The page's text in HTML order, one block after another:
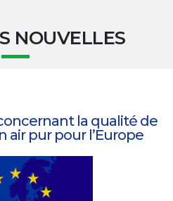
NOUVELLES
la qualité de
air pur pour l’Europe